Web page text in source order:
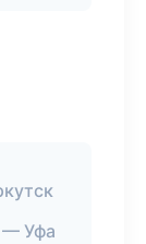
— Уфа